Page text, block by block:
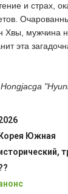
и страх,
мужчина
эта
Корея Южная